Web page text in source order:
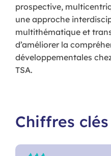
prospective,
une approche
multithématique et
d’améliorer la
développementales
TSA.
Chiffres clés